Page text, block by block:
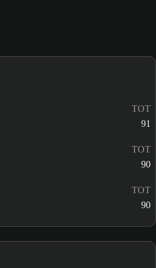
TOT
91
TOT
90
TOT
90